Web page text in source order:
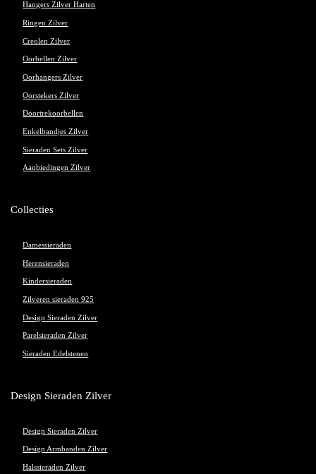
Hangers Zilver Harten
Ringen Zilver
Creolen Zilver
Oorbellen Zilver
Oorhangers Zilver
Oorstekers Zilver
Doortrekoorbellen
Enkelbandjes Zilver
Sieraden Sets Zilver
Aanbiedingen Zilver
Collecties
Damessieraden
Herensieraden
Kindersieraden
Zilveren sieraden 925
Design Sieraden Zilver
Parelsieraden Zilver
Sieraden Edelstenen
Design Sieraden Zilver
Design Sieraden Zilver
Design Armbanden Zilver
Halssieraden Zilver